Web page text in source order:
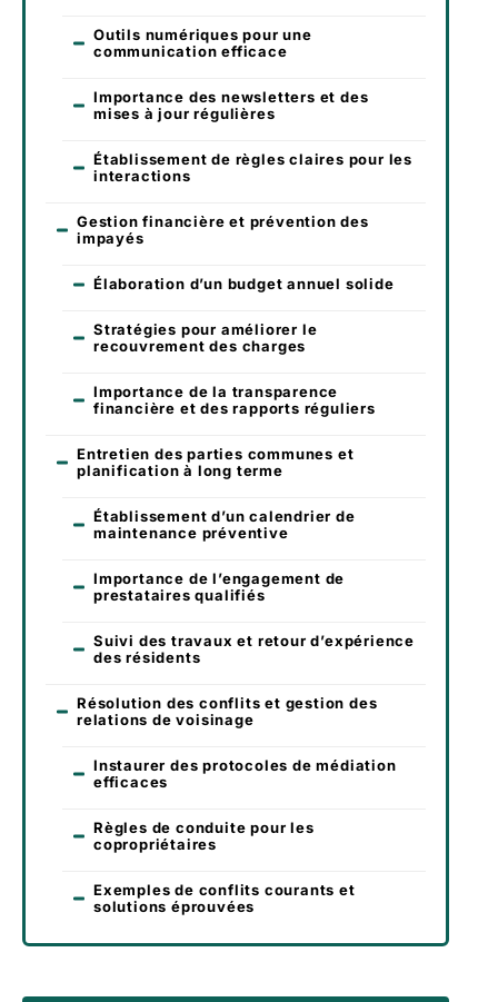
Outils numériques pour une
communication efficace
Importance des newsletters et des
mises à jour régulières
Établissement de règles claires pour les
interactions
Gestion financière et prévention des
impayés
Élaboration d’un budget annuel solide
Stratégies pour améliorer le
recouvrement des charges
Importance de la transparence
financière et des rapports réguliers
Entretien des parties communes et
planification à long terme
Établissement d’un calendrier de
maintenance préventive
Importance de l’engagement de
prestataires qualifiés
Suivi des travaux et retour d’expérience
des résidents
Résolution des conflits et gestion des
relations de voisinage
Instaurer des protocoles de médiation
efficaces
Règles de conduite pour les
copropriétaires
Exemples de conflits courants et
solutions éprouvées